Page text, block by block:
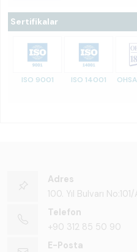
Sertifikalar
ISO 9001 ISO 14001
Adres
100. Yıl Bulvarı
Telefon
+90 312 85 50 90
E-Posta